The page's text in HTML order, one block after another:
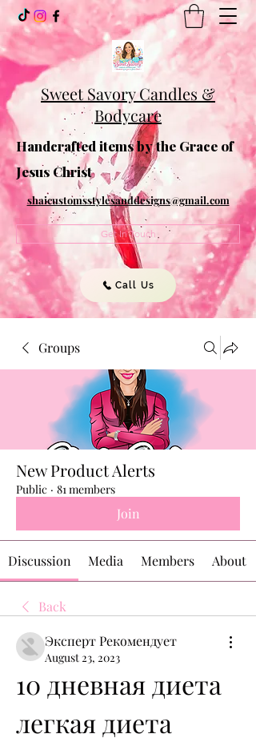
Sweet Savory Candles &
Bodycare
Handcrafted items by the Grace of
Jesus Christ
shaicustomsstylesanddesigns@gmail.com
Get In Touch
Call Us
Groups
New Product Alerts
Public · 81 members
Join
Discussion Media Members About
Back
Эксперт Рекомендует
August 23, 2023
10 дневная диета
легкая диета